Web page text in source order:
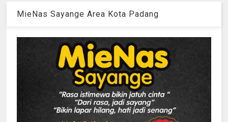
MieNas Sayange Area Kota Padang